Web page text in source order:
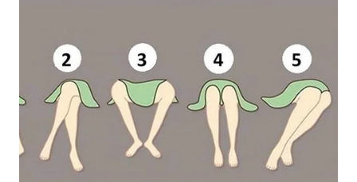
WN
BINJAI
WN
CIREBON